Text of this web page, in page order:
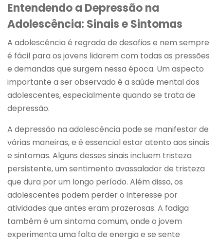
Entendendo a Depressão na
Adolescência: Sinais e Sintomas
A adolescência é regrada de desafios e nem sempre
é fácil para os jovens lidarem com todas as pressões
e demandas que surgem nessa época. Um aspecto
importante a ser observado é a saúde mental dos
adolescentes, especialmente quando se trata de
depressão.
A depressão na adolescência pode se manifestar de
várias maneiras, e é essencial estar atento aos sinais
e sintomas. Alguns desses sinais incluem tristeza
persistente, um sentimento avassalador de tristeza
que dura por um longo período. Além disso, os
adolescentes podem perder o interesse por
atividades que antes eram prazerosas. A fadiga
também é um sintoma comum, onde o jovem
experimenta uma falta de energia e se sente